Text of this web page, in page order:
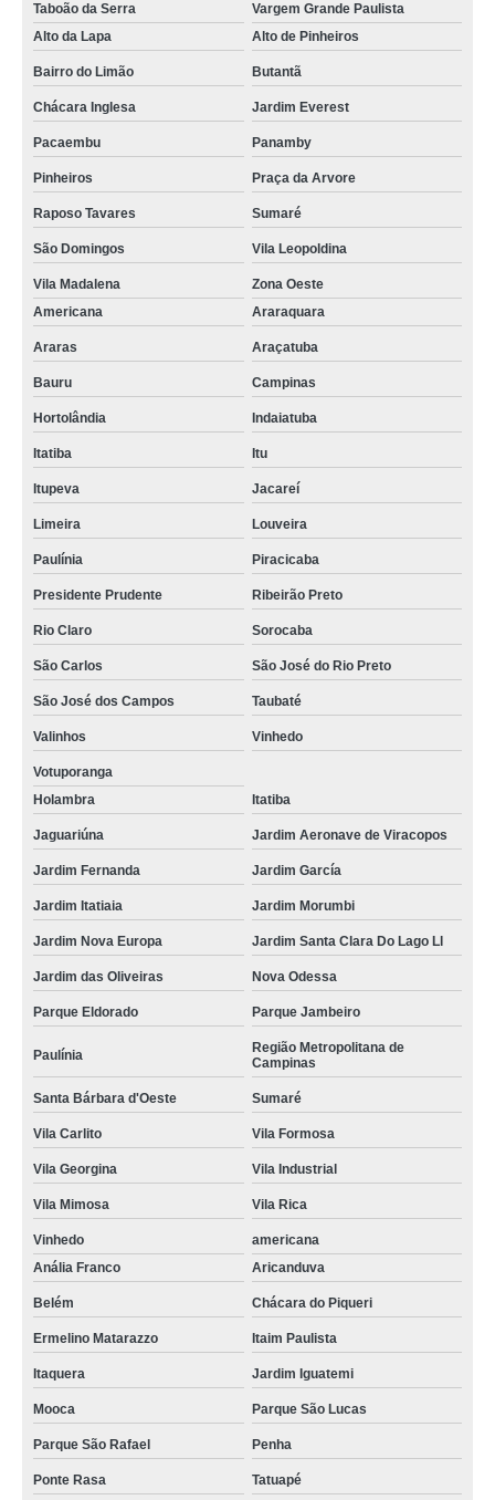
Taboão da Serra
Vargem Grande Paulista
Alto da Lapa
Alto de Pinheiros
Bairro do Limão Butantã
Chácara Inglesa Jardim Everest
Pacaembu Panamby
Pinheiros Praça da Arvore
Raposo Tavares Sumaré
São Domingos Vila Leopoldina
Vila Madalena
Zona Oeste
Americana
Araraquara
Araras Araçatuba
Bauru Campinas
Hortolândia Indaiatuba
Itatiba Itu
Itupeva Jacareí
Limeira Louveira
Paulínia Piracicaba
Presidente Prudente Ribeirão Preto
Rio Claro Sorocaba
São Carlos São José do Rio Preto
São José dos Campos Taubaté
Valinhos Vinhedo
Votuporanga
Holambra
Itatiba
Jaguariúna Jardim Aeronave de Viracopos
Jardim Fernanda Jardim García
Jardim Itatiaia Jardim Morumbi
Jardim Nova Europa Jardim Santa Clara Do Lago Ll
Jardim das Oliveiras Nova Odessa
Parque Eldorado Parque Jambeiro
Paulínia
Região Metropolitana de
Campinas
Santa Bárbara d'Oeste Sumaré
Vila Carlito Vila Formosa
Vila Georgina Vila Industrial
Vila Mimosa Vila Rica
Vinhedo
americana
Anália Franco
Aricanduva
Belém Chácara do Piqueri
Ermelino Matarazzo Itaim Paulista
Itaquera Jardim Iguatemi
Mooca Parque São Lucas
Parque São Rafael Penha
Ponte Rasa Tatuapé